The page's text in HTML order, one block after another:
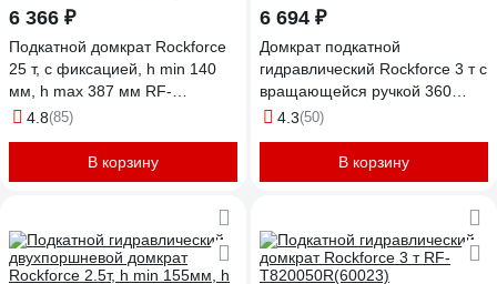
6 366 ₽
Подкатной домкрат Rockforce
25 т, с фиксацией, h min 140
мм, h max 387 мм RF-
TH22501C(17352) RF-
4.8(85)
В корзину
6 694 ₽
Домкрат подкатной
гидравлический Rockforce 3 т с
вращающейся ручкой 360
градусов (h min 130мм, h max
4.3(50)
В корзину